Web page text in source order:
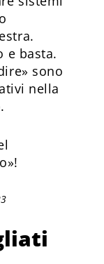
e basta.
sono
nella